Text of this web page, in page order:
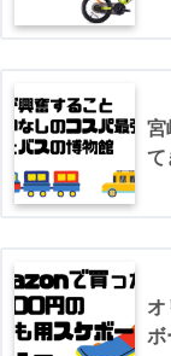
宮
て
オ
ボ